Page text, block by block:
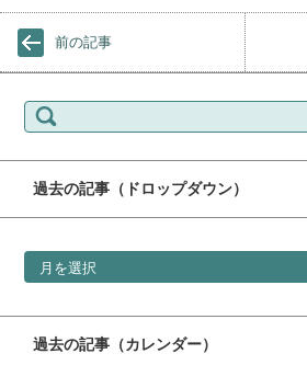
前の記事
検索:
過去の記事（ドロップダウン）
過去の記事（カレンダー）